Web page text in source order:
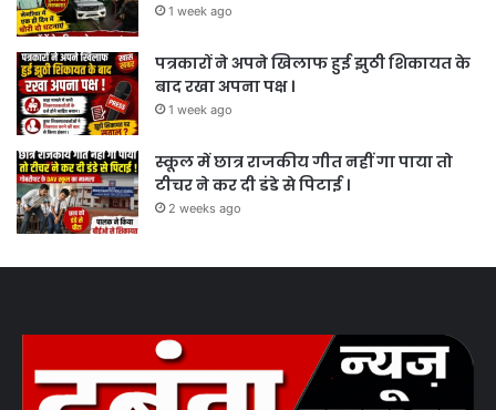
1 week ago
पत्रकारों ने अपने खिलाफ हुई झुठी शिकायत के
बाद रखा अपना पक्ष ।
1 week ago
स्कूल में छात्र राजकीय गीत नहीं गा पाया तो
टीचर ने कर दी डंडे से पिटाई ।
2 weeks ago